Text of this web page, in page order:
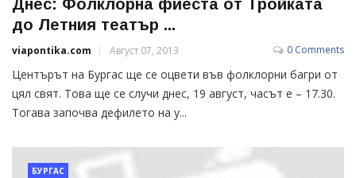
Днес: Фолклорна фиеста от Тройката
до Летния театър ...
viapontika.com Август 07, 2013 0 Comments
Центърът на Бургас ще се оцвети във фолклорни багри от
цял свят. Това ще се случи днес, 19 август, часът е – 17.30.
Тогава започва дефилето на у...
БУРГАС